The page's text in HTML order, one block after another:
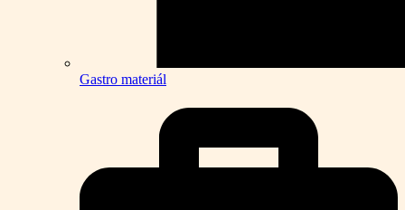
Gastro materiál